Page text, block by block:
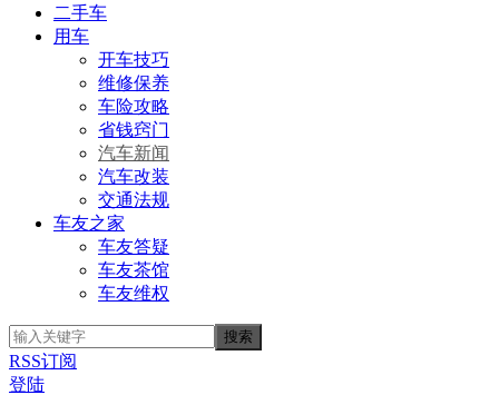
二手车
用车
开车技巧
维修保养
车险攻略
省钱窍门
汽车新闻
汽车改装
交通法规
车友之家
车友答疑
车友茶馆
车友维权
RSS订阅
登陆